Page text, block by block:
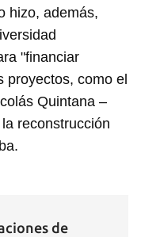
hizo, además,
"financiar
proyectos, como el
Quintana –
reconstrucción
de